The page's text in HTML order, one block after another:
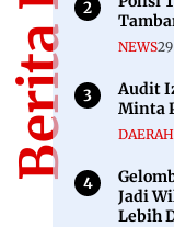
NEWS
Audit
Minta
DAERAH
Jadi
Lebih